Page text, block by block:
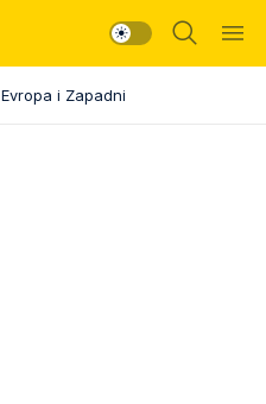
Evropa i Zapadni Balkan